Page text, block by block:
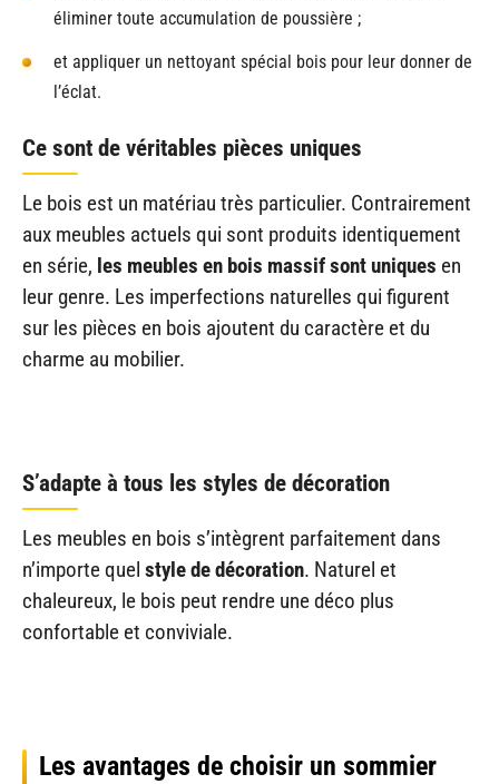
éliminer toute accumulation de poussière ;
et appliquer un nettoyant spécial bois pour leur donner de
l’éclat.
Ce sont de véritables pièces uniques
Le bois est un matériau très particulier. Contrairement
aux meubles actuels qui sont produits identiquement
en série, les meubles en bois massif sont uniques en
leur genre. Les imperfections naturelles qui figurent
sur les pièces en bois ajoutent du caractère et du
charme au mobilier.
S’adapte à tous les styles de décoration
Les meubles en bois s’intègrent parfaitement dans
n’importe quel style de décoration. Naturel et
chaleureux, le bois peut rendre une déco plus
confortable et conviviale.
Les avantages de choisir un sommier